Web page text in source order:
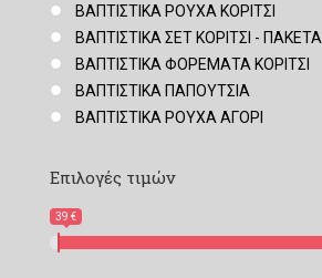
ΒΑΠΤΙΣΤΙΚΑ ΡΟΥΧΑ ΚΟΡΙΤΣΙ
ΒΑΠΤΙΣΤΙΚΑ ΣΕΤ ΚΟΡΙΤΣΙ - ΠΑΚΕΤΑ
ΒΑΠΤΙΣΤΙΚΑ ΦΟΡΕΜΑΤΑ ΚΟΡΙΤΣΙ
ΒΑΠΤΙΣΤΙΚΑ ΠΑΠΟΥΤΣΙΑ
ΒΑΠΤΙΣΤΙΚΑ ΡΟΥΧΑ ΑΓΟΡΙ
Επιλογές τιμών
39 €